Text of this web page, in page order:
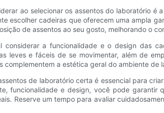
ao selecionar os assentos do laboratório
escolher cadeiras que oferecem uma ampla
de assentos ao seu gosto, melhorando o
considerar a funcionalidade e o design das
leves e fáceis de se movimentar, além de
complementem a estética geral do ambiente de
de laboratório certa é essencial para
funcionalidade e design, você pode
Reserve um tempo para avaliar